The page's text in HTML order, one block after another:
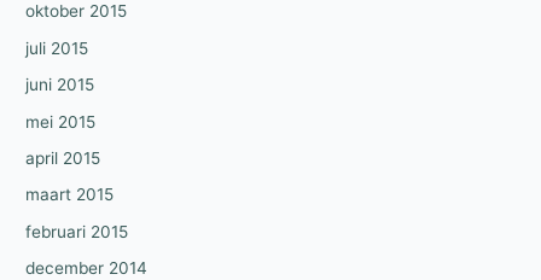
oktober 2015
juli 2015
juni 2015
mei 2015
april 2015
maart 2015
februari 2015
december 2014